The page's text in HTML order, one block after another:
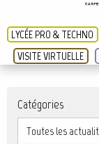
LYCÉE PRO & TECHNO
VISITE VIRTUELLE
Catégories